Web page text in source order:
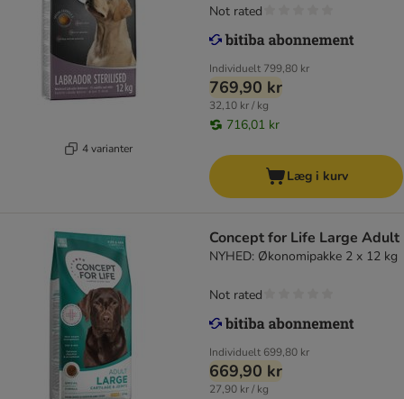
4 varianter
Individuelt 799,80 kr
769,90 kr
32,10 kr / kg
716,01 kr
Not rated
Læg i kurv
Concept for Life Large Adult
NYHED: Økonomipakke 2 x 12 kg
Individuelt 699,80 kr
669,90 kr
27,90 kr / kg
Not rated